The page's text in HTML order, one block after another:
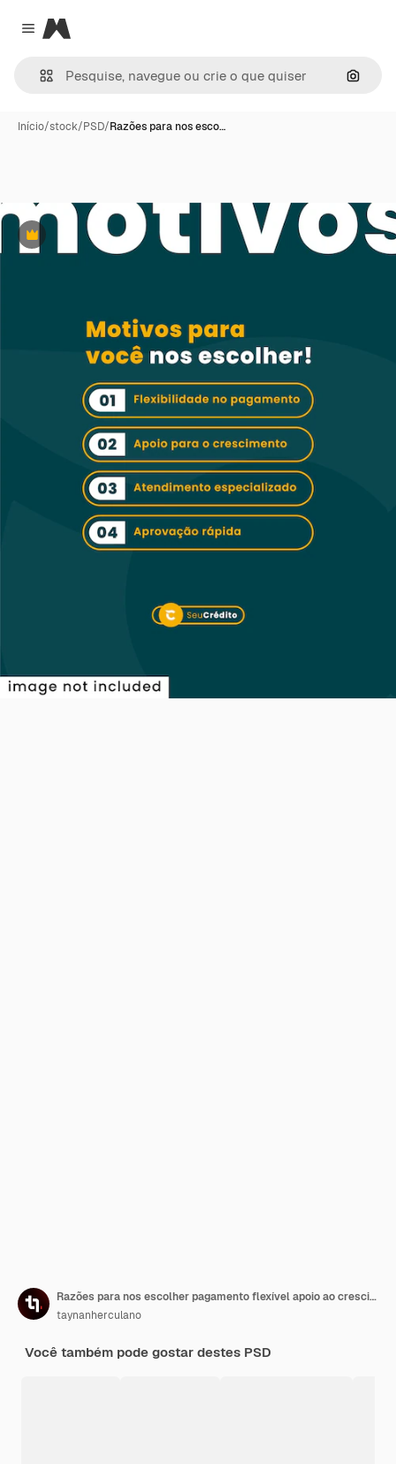
Close menu
Magnific
Início/stock/PSD/Razões para nos esco…
Premium
Razões para nos escolher pagamento flexível apoio ao crescimento e rápida aprovação pós modelo de panfleto
taynanherculano
Você também pode gostar destes PSD